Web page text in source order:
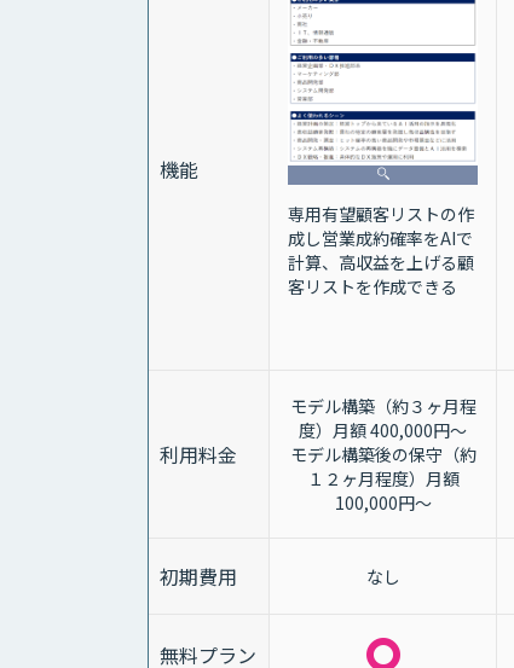
機能
専用有望顧客リストの作
成し営業成約確率をAIで
計算、高収益を上げる顧
客リストを作成できる
利用料金
モデル構築（約３ヶ月程
度）月額 400,000円～
モデル構築後の保守（約
１２ヶ月程度）月額
100,000円～
初期費用 なし
無料プラン